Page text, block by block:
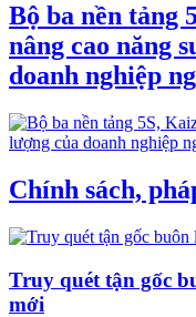
Bộ ba nền tảng
nâng cao năng
doanh nghiệp
Chính sách,
Truy quét tận gốc
mới